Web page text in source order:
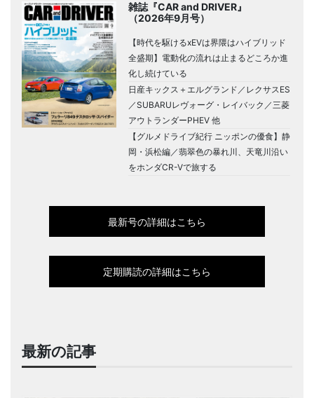
雑誌『CAR and DRIVER』
（2026年9月号）
【時代を駆けるxEVは界隈はハイブリッド
全盛期】電動化の流れは止まるどころか進
化し続けている
日産キックス＋エルグランド／レクサスES
／SUBARUレヴォーグ・レイバック／三菱
アウトランダーPHEV 他
【グルメドライブ紀行 ニッポンの優食】静
岡・浜松編／翡翠色の暴れ川、天竜川沿い
をホンダCR-Vで旅する
最新号の詳細はこちら
定期購読の詳細はこちら
最新の記事